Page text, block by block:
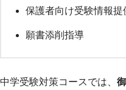
保護者向け受験情報提
願書添削指導
中学受験対策コースでは、